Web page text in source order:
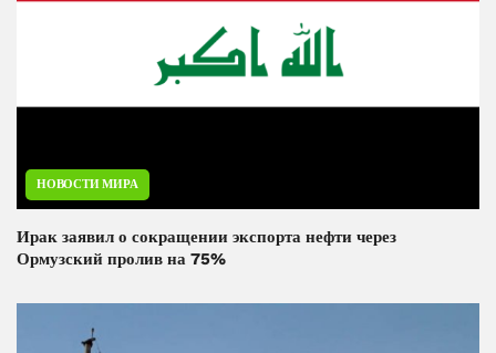
НОВОСТИ МИРА
Ирак заявил о сокращении экспорта нефти через
Ормузский пролив на 75%